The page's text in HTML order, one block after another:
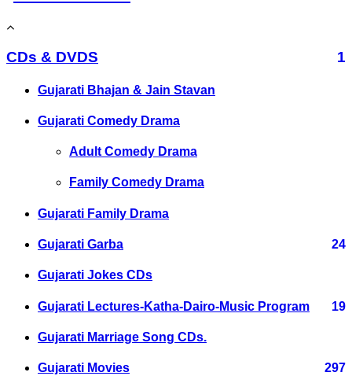
CDs & DVDS 1
Gujarati Bhajan & Jain Stavan
Gujarati Comedy Drama
Adult Comedy Drama
Family Comedy Drama
Gujarati Family Drama
Gujarati Garba 24
Gujarati Jokes CDs
Gujarati Lectures-Katha-Dairo-Music Program 19
Gujarati Marriage Song CDs.
Gujarati Movies 297